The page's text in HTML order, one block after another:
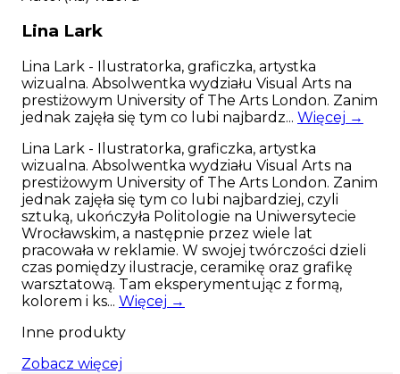
prania; Miękkie wypełnienie
Lina Lark
Lina Lark - Ilustratorka, graficzka, artystka
wizualna. Absolwentka wydziału Visual Arts na
prestiżowym University of The Arts London. Zanim
jednak zajęła się tym co lubi najbardz... Więcej →
Lina Lark - Ilustratorka, graficzka, artystka
wizualna. Absolwentka wydziału Visual Arts na
prestiżowym University of The Arts London. Zanim
jednak zajęła się tym co lubi najbardziej, czyli
sztuką, ukończyła Politologie na Uniwersytecie
Wrocławskim, a następnie przez wiele lat
pracowała w reklamie. W swojej twórczości dzieli
czas pomiędzy ilustracje, ceramikę oraz grafikę
warsztatową. Tam eksperymentując z formą,
kolorem i ks... Więcej →
Inne produkty
Zobacz więcej